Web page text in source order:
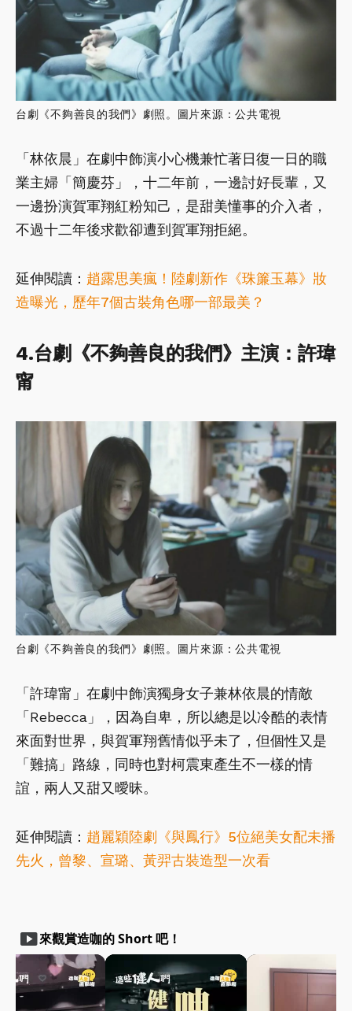
台劇《不夠善良的我們》劇照。圖片來源：公共電視
「林依晨」在劇中飾演小心機兼忙著日復一日的職
業主婦「簡慶芬」，十二年前，一邊討好長輩，又
一邊扮演賀軍翔紅粉知己，是甜美懂事的介入者，
不過十二年後求歡卻遭到賀軍翔拒絕。
延伸閱讀： 趙露思美瘋！陸劇新作《珠簾玉幕》妝
造曝光，歷年7個古裝角色哪一部最美？
4.台劇《不夠善良的我們》主演：許瑋
甯
台劇《不夠善良的我們》劇照。圖片來源：公共電視
「許瑋甯」在劇中飾演獨身女子兼林依晨的情敵
「Rebecca」，因為自卑，所以總是以冷酷的表情
來面對世界，與賀軍翔舊情似乎未了，但個性又是
「難搞」路線，同時也對柯震東產生不一樣的情
誼，兩人又甜又曖昧。
延伸閱讀： 趙麗穎陸劇《與鳳行》5位絕美女配未播
先火，曾黎、宣璐、黃羿古裝造型一次看
smart_display來觀賞造咖的 Short 吧！